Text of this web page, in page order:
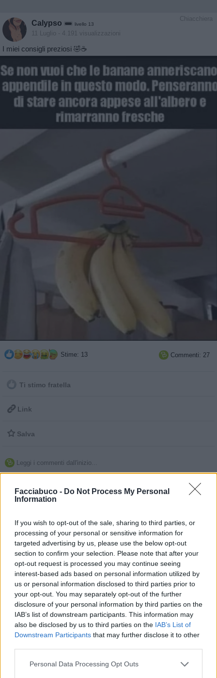
Facciabuco - Do Not Process My Personal
Information
If you wish to opt-out of the sale, sharing to third parties, or
processing of your personal or sensitive information for
targeted advertising by us, please use the below opt-out
section to confirm your selection. Please note that after your
opt-out request is processed you may continue seeing
interest-based ads based on personal information utilized by
us or personal information disclosed to third parties prior to
your opt-out. You may separately opt-out of the further
disclosure of your personal information by third parties on the
IAB’s list of downstream participants. This information may
also be disclosed by us to third parties on the IAB’s List of
Downstream Participants that may further disclose it to other
Personal Data Processing Opt Outs
Chiacchiera
Calypso livello 13
11 Luglio - 4.191 visualizzazioni
I miei consigli preziosi 🤣☕
Stime: 13  Commenti: 27
Ti stimo fratella
 Link
 Salva
 Leggi i commenti dall'inizio...
11 Luglio alle ore 18:05
·Ti stimo·Rispondi
Pastafariano:Calypso Ok, non faccio neanche la
battuta 😇
11 Luglio alle ore 18:44
·Ti stimo·Rispondi
Calypso:Pastafariano sarebbe troppo scontata, è un
classico 🤣🤣🤣🤣🤣🤣
·Ti stimo ·Rispondi